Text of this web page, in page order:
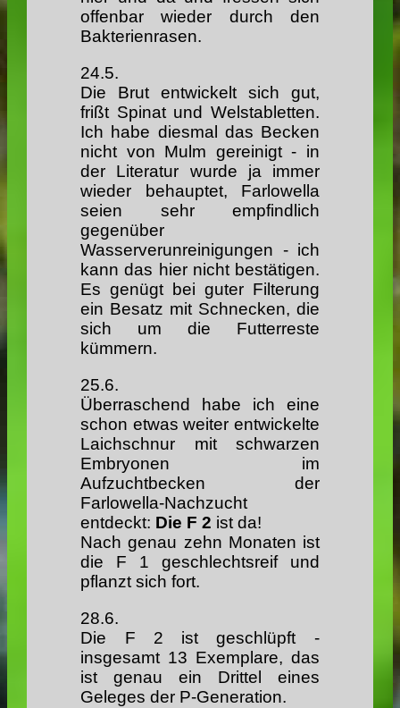
offenbar wieder durch den
Bakterienrasen.
24.5.
Die Brut entwickelt sich gut,
frißt Spinat und Welstabletten.
Ich habe diesmal das Becken
nicht von Mulm gereinigt - in
der Literatur wurde ja immer
wieder behauptet, Farlowella
seien sehr empfindlich
gegenüber
Wasserverunreinigungen - ich
kann das hier nicht bestätigen.
Es genügt bei guter Filterung
ein Besatz mit Schnecken, die
sich um die Futterreste
kümmern.
25.6.
Überraschend habe ich eine
schon etwas weiter entwickelte
Laichschnur mit schwarzen
Embryonen im
Aufzuchtbecken der
Farlowella-Nachzucht
entdeckt: Die F2 ist da!
Nach genau zehn Monaten ist
die F 1 geschlechtsreif und
pflanzt sich fort.
28.6.
Die F 2 ist geschlüpft -
insgesamt 13 Exemplare, das
ist genau ein Drittel eines
Geleges der P-Generation.